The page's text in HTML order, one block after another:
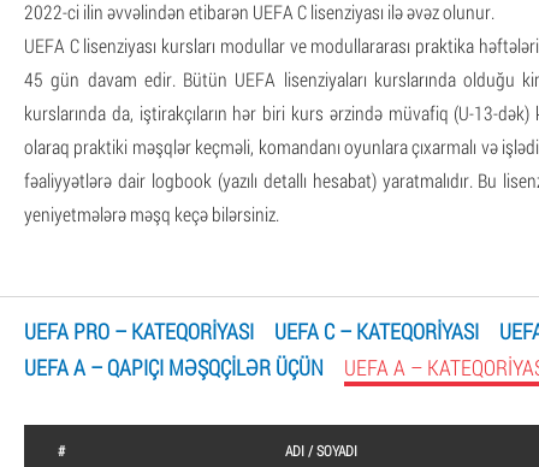
2022-ci ilin əvvəlindən etibarən UEFA C lisenziyası ilə əvəz olunur.
UEFA C lisenziyası kursları modullar ve modullararası praktika
45 gün davam edir. Bütün UEFA lisenziyaları kurslarında olduğu
kurslarında da, iştirakçıların hər biri kurs ərzində müvafiq (U-13-
olaraq praktiki məşqlər keçməli, komandanı oyunlara çıxarmalı və
fəaliyyətlərə dair logbook (yazılı detallı hesabat) yaratmalıdır. Bu
yeniyetmələrə məşq keçə bilərsiniz.
UEFA PRO – KATEQORIYASI UEFA C – KATEQORIYASI
UEFA A – QAPIÇI MƏŞQÇILƏR ÜÇÜN
UEFA A –
# ADI / SOYADI